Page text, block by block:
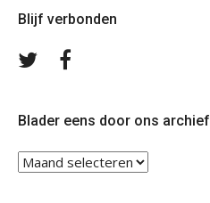
Blijf verbonden
Volg
Blader eens door ons archief
Blader
eens